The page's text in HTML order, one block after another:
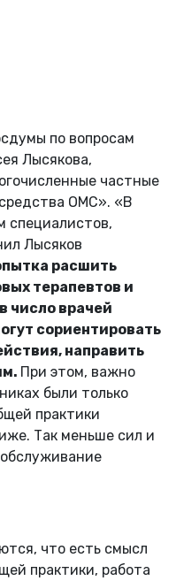
по вопросам
Лысякова,
частные
ОМС». «В
специалистов,
Лысяков
расшить
терапевтов и
число врачей
сориентировать
направить
При этом, важно
были только
практики
Так меньше сил и
что есть смысл
практики, работа